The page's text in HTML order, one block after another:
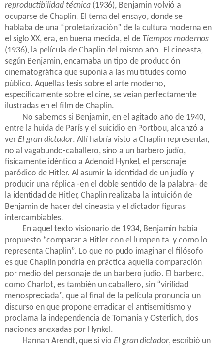
reproductibilidad técnica (1936), Benjamin volvió a
ocuparse de Chaplin. El tema del ensayo, donde se
hablaba de una “proletarización” de la cultura moderna en
el siglo XX, era, en buena medida, el de Tiempos modernos
(1936), la película de Chaplin del mismo año. El cineasta,
según Benjamin, encarnaba un tipo de producción
cinematográfica que suponía a las multitudes como
público. Aquellas tesis sobre el arte moderno,
específicamente sobre el cine, se veían perfectamente
ilustradas en el film de Chaplin.
No sabemos si Benjamin, en el agitado año de 1940,
entre la huida de París y el suicidio en Portbou, alcanzó a
ver El gran dictador. Allí habría visto a Chaplin representar,
no al vagabundo-caballero, sino a un barbero judío,
físicamente idéntico a Adenoid Hynkel, el personaje
paródico de Hitler. Al asumir la identidad de un judío y
producir una réplica -en el doble sentido de la palabra- de
la identidad de Hitler, Chaplin realizaba la intuición de
Benjamin de hacer del cineasta y el dictador figuras
intercambiables.
En aquel texto visionario de 1934, Benjamin había
propuesto “comparar a Hitler con el lumpen tal y como lo
representa Chaplin”. Lo que no pudo imaginar el filósofo
es que Chaplin pondría en práctica aquella comparación
por medio del personaje de un barbero judío. El barbero,
como Charlot, es también un caballero, sin “virilidad
menospreciada”, que al final de la película pronuncia un
discurso en que propone erradicar el antisemitismo y
proclama la independencia de Tomania y Osterlich, dos
naciones anexadas por Hynkel.
Hannah Arendt, que sí vio El gran dictador, escribió un